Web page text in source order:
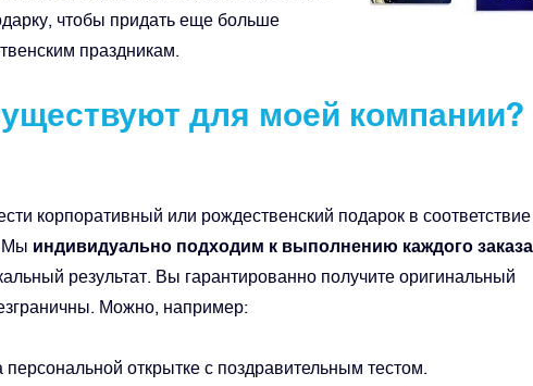
чтобы придать еще больше
праздникам.
для моей компании?
корпоративный или рождественский подарок в соответствие
Мы индивидуально подходим к выполнению каждого заказа
результат. Вы гарантированно получите оригинальный
Можно, например:
открытке с поздравительным тестом.